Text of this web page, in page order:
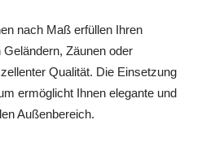
nach Maß erfüllen Ihren
Zäunen oder
Qualität. Die Einsetzung
ermöglicht Ihnen elegante und
Außenbereich.